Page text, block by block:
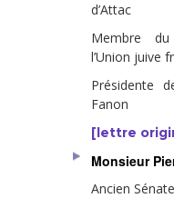
d’Attac
Membre
l’Union juive
Présidente
Fanon
[lettre
Monsieur
Ancien